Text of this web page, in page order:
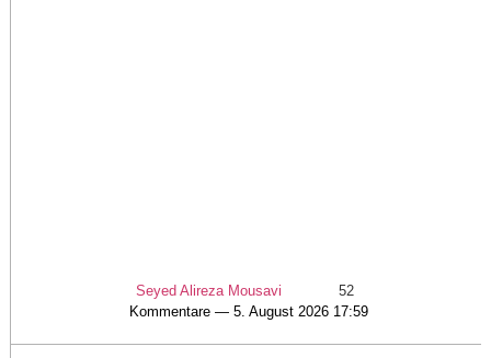
Seyed Alireza Mousavi
52
Kommentare — 5. August 2026 17:59